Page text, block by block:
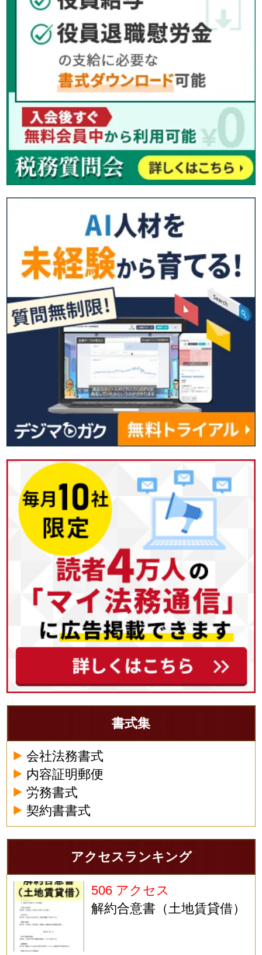
書式集
会社法務書式
内容証明郵便
労務書式
契約書書式
アクセスランキング
506 アクセス
解約合意書（土地賃貸借）